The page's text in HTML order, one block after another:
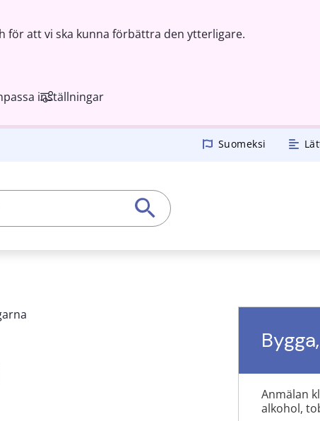
för att vi ska kunna förbättra den ytterligare.
inställningar
Suomeksi
Anmälan
alkohol,